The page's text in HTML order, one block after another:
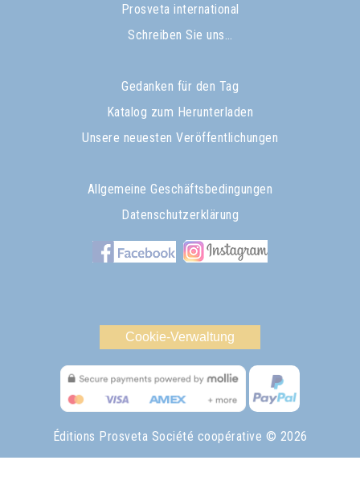
Prosveta international
Schreiben Sie uns…
Gedanken für den Tag
Katalog zum Herunterladen
Unsere neuesten Veröffentlichungen
Allgemeine Geschäftsbedingungen
Datenschutzerklärung
Cookie-Verwaltung
Éditions Prosveta Société coopérative © 2026